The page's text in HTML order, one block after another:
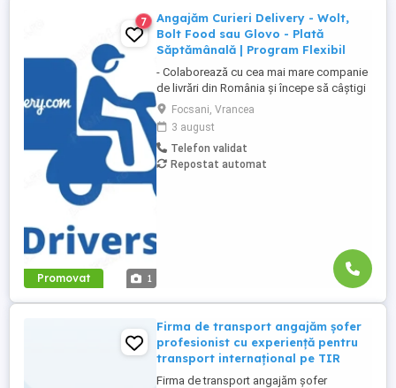
Promovat 1
7
Angajăm Curieri Delivery - Wolt,
Bolt Food sau Glovo - Plată
Săptămânală | Program Flexibil
- Colaborează cu cea mai mare companie
de livrări din România și începe să câștigi
rapid! - Cerințe: Minim 18 ani Mijloc de
transport propriu (mașină, scuter,
motocicletă sau bicicletă) Telefon mobil
cu acces la internet - Ce oferim: Plată
săptămânală, fără întârzieri Bonusuri
Focsani, Vrancea
3 august
Telefon validat
Repostat automat
Firma de transport angajăm șofer
profesionist cu experiență pentru
transport internațional pe TIR
Firma de transport angajăm șofer